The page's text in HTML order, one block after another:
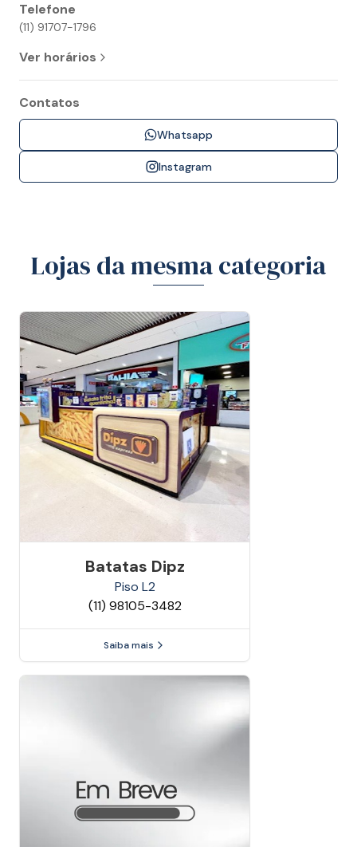
Telefone
(11) 91707-1796
Ver horários
Contatos
Whatsapp
Instagram
Lojas da mesma categoria
Batatas Dipz
Piso L2
(11) 98105-3482
Saiba mais